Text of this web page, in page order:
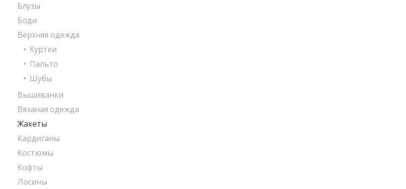
Блузы
Боди
Верхняя одежда
Куртки
Пальто
Шубы
Вышиванки
Вязаная одежда
Жакеты
Кардиганы
Костюмы
Кофты
Лосины